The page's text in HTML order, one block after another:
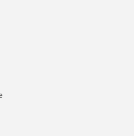
Düsseldorf bekannt gibt, wird
stattfinden. Viele
bereits erwartet, dass die Messe
wird, jetzt ist es
und der weiterhin andauernden
sowie internationalen
in 2021 die glasstec nicht wie geplant
Verbänden und Partnern hat die
die bereits aus 2020 nach 2021